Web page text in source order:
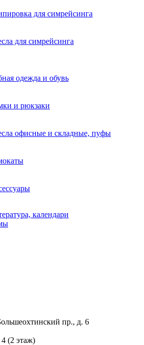
для симрейсинга
для симрейсинга
одежда и обувь
и рюкзаки
офисные и складные, пуфы
календари
пр., д. 6
(2 этаж)